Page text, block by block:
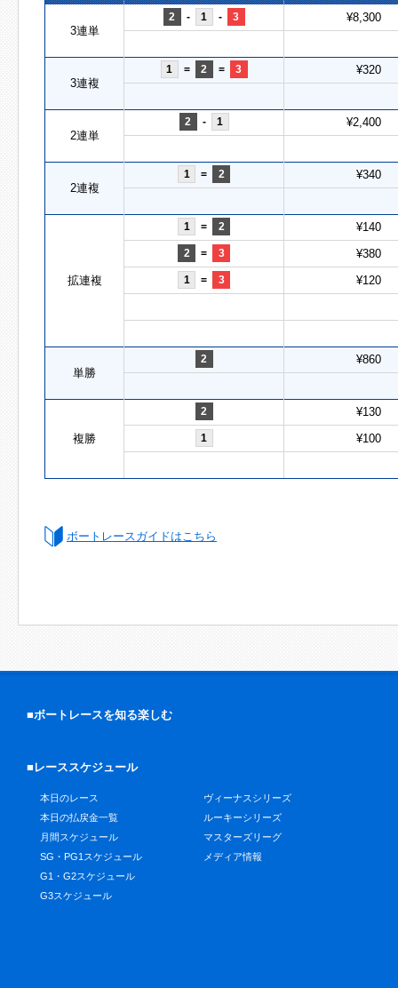
3連単
2 - 1 - 3 ¥8,300
3連複
1 = 2 = 3 ¥320
2連単
2 - 1 ¥2,400
2連複
1 = 2 ¥340
拡連複
1 = 2 ¥140
2 = 3 ¥380
1 = 3 ¥120
単勝
2 ¥860
複勝
2 ¥130
1 ¥100
ボートレースガイドはこちら
■ボートレースを知る楽しむ
■レーススケジュール
本日のレース
本日の払戻金一覧
月間スケジュール
SG・PG1スケジュール
G1・G2スケジュール
G3スケジュール
ヴィーナスシリーズ
ルーキーシリーズ
マスターズリーグ
メディア情報